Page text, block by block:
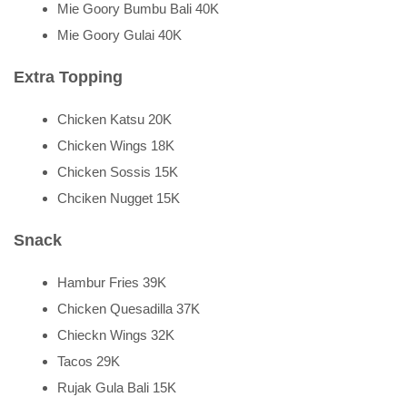
Mie Goory Bumbu Bali 40K
Mie Goory Gulai 40K
Extra Topping
Chicken Katsu 20K
Chicken Wings 18K
Chicken Sossis 15K
Chciken Nugget 15K
Snack
Hambur Fries 39K
Chicken Quesadilla 37K
Chieckn Wings 32K
Tacos 29K
Rujak Gula Bali 15K